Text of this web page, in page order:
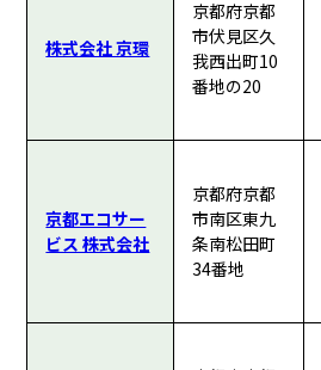
株式会社 京環
京都府京都
市伏見区久
我西出町10
番地の20
京都エコサー
ビス 株式会社
京都府京都
市南区東九
条南松田町
34番地